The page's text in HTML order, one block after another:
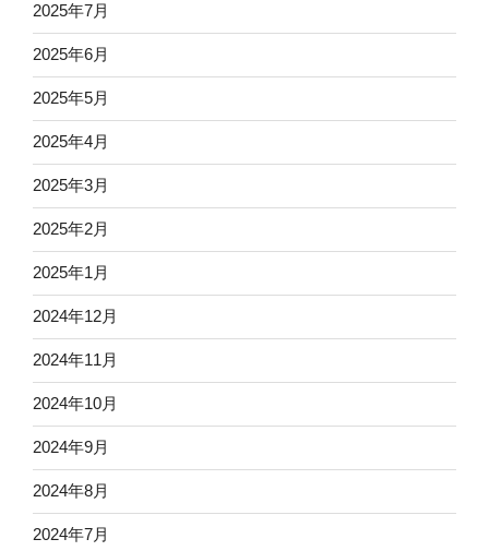
2025年7月
2025年6月
2025年5月
2025年4月
2025年3月
2025年2月
2025年1月
2024年12月
2024年11月
2024年10月
2024年9月
2024年8月
2024年7月